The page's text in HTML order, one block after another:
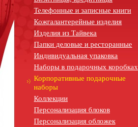
Телефонные и записные книги
Кожгалантерейные изделия
Изделия из Тайвека
Папки деловые и ресторанные
Индивидуальная упаковка
Наборы в подарочных коробках
Корпоративные подарочные
наборы
Коллекции
Персонализация блоков
Персонализация обложек